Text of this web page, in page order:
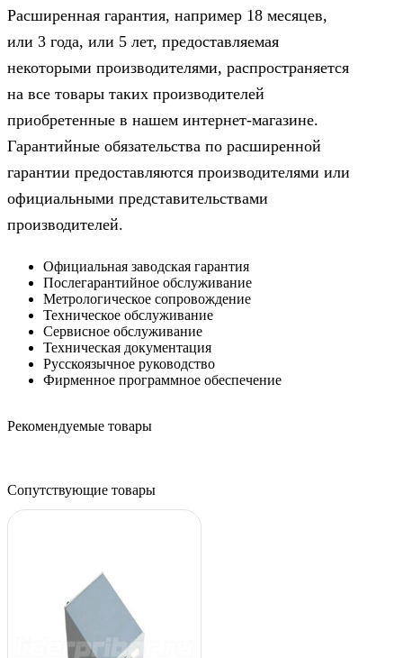
Расширенная гарантия, например 18 месяцев,
или 3 года, или 5 лет, предоставляемая
некоторыми производителями, распространяется
на все товары таких производителей
приобретенные в нашем интернет-магазине.
Гарантийные обязательства по расширенной
гарантии предоставляются производителями или
официальными представительствами
производителей.
Официальная заводская гарантия
Послегарантийное обслуживание
Метрологическое сопровождение
Техническое обслуживание
Сервисное обслуживание
Техническая документация
Русскоязычное руководство
Фирменное программное обеспечение
Рекомендуемые товары
Сопутствующие товары